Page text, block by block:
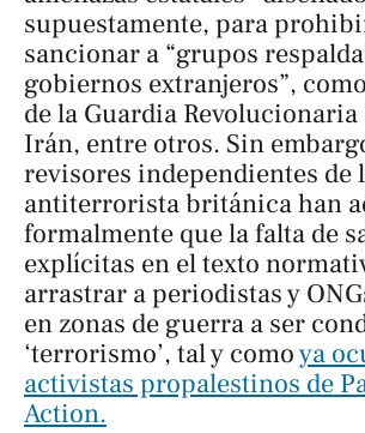
supuestamente, para
sancionar a “grupos
gobiernos extranjeros”,
de la Guardia
Irán, entre otros. Sin
revisores independientes de
antiterrorista británica han
formalmente que la falta de
explícitas en el texto
arrastrar a periodistas y
en zonas de guerra a ser
‘terrorismo’, tal y comoya
activistas propalestinos de
Action.